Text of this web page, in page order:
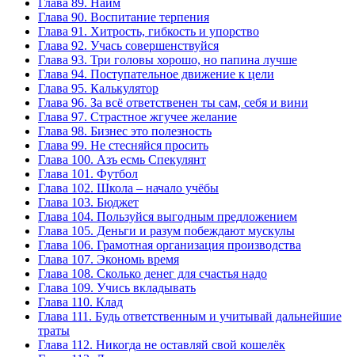
Глава 90. Воспитание терпения
Глава 91. Хитрость, гибкость и упорство
Глава 92. Учась совершенствуйся
Глава 93. Три головы хорошо, но папина лучше
Глава 94. Поступательное движение к цели
Глава 95. Калькулятор
Глава 96. За всё ответственен ты сам, себя и вини
Глава 97. Страстное жгучее желание
Глава 98. Бизнес это полезность
Глава 99. Не стесняйся просить
Глава 100. Азъ есмь Спекулянт
Глава 101. Футбол
Глава 102. Школа – начало учёбы
Глава 103. Бюджет
Глава 104. Пользуйся выгодным предложением
Глава 105. Деньги и разум побеждают мускулы
Глава 106. Грамотная организация производства
Глава 107. Экономь время
Глава 108. Сколько денег для счастья надо
Глава 109. Учись вкладывать
Глава 110. Клад
Глава 111. Будь ответственным и учитывай дальнейшие
траты
Глава 112. Никогда не оставляй свой кошелёк